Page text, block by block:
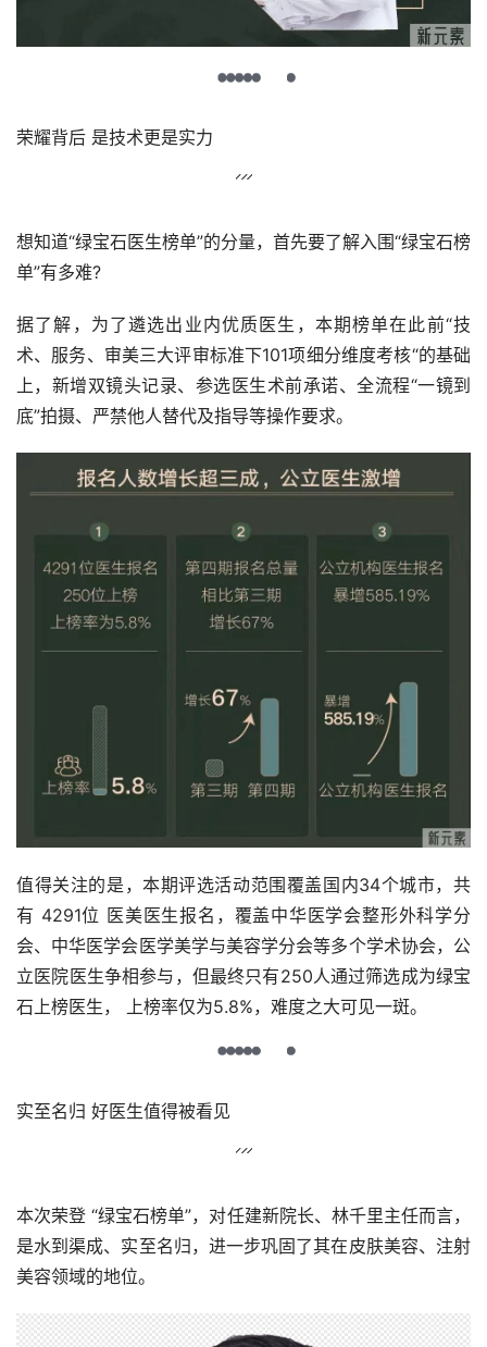
荣耀背后 是技术更是实力
想知道“绿宝石医生榜单”的分量，首先要了解入围“绿宝石榜
单”有多难?
据了解，为了遴选出业内优质医生，本期榜单在此前“技
术、服务、审美三大评审标准下101项细分维度考核“的基础
上，新增双镜头记录、参选医生术前承诺、全流程“一镜到
底”拍摄、严禁他人替代及指导等操作要求。
值得关注的是，本期评选活动范围覆盖国内34个城市，共
有 4291位 医美医生报名，覆盖中华医学会整形外科学分
会、中华医学会医学美学与美容学分会等多个学术协会，公
立医院医生争相参与，但最终只有250人通过筛选成为绿宝
石上榜医生， 上榜率仅为5.8%，难度之大可见一斑。
实至名归 好医生值得被看见
本次荣登 “绿宝石榜单”，对任建新院长、林千里主任而言，
是水到渠成、实至名归，进一步巩固了其在皮肤美容、注射
美容领域的地位。